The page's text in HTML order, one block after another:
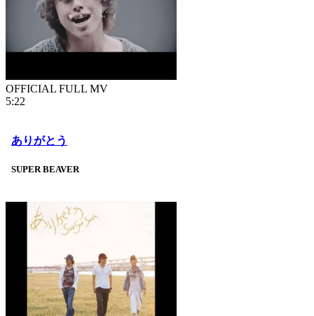
OFFICIAL FULL MV
5:22
ありがとう
SUPER BEAVER